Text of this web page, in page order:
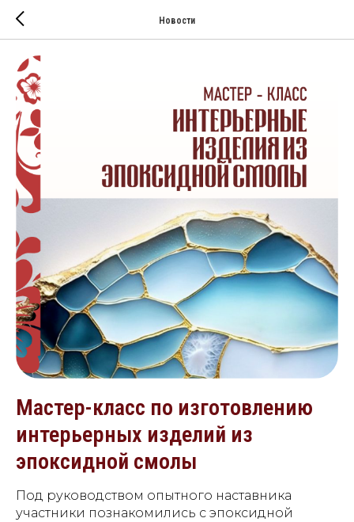
Новости
Мастер-класс по изготовлению
интерьерных изделий из
эпоксидной смолы
Под руководством опытного наставника
участники познакомились с эпоксидной